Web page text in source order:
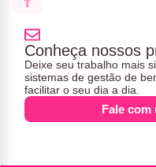
Conheça nossos
Deixe seu trabalho mais
sistemas de gestão de
facilitar o seu dia a dia.
Fale com